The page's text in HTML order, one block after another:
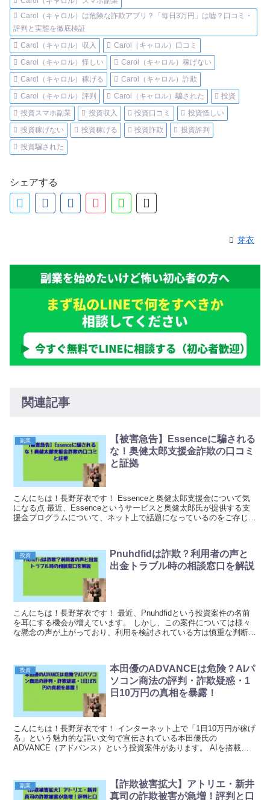
Carol（キャロル）は危険な詐欺アプリ？「毎日3万円」は嘘？口コミ・
評判と実態を徹底検証
Carol（キャロル）収入
Carol（キャロル）口コミ
Carol（キャロル）怪しい
Carol（キャロル）稼げない
Carol（キャロル）稼げる
Carol（キャロル）詐欺
Carol（キャロル）評判
Carol（キャロル）騙された
投資
投資スマホ副業
投資収入 投資口コミ
投資怪しい
投資稼げない
投資稼げる 投資詐欺
投資評判
投資騙された
シェアする
芽衣
関連記事
副業
【被害急告】Essenceに騙される
な！奥健太郎支援金詐欺の口コミ
と証拠
こんにちは！長野芽衣です！ Essenceと奥健太郎支援金について気
になる点 最近、Essenceというサービスと奥健太郎氏が提供する支
援金プログラムについて、ネット上で話題になっているのをご存じで
投資
Pnuhdfidは詐欺？利用者の声と
出金トラブル時の相談窓口を解説
こんにちは！長野芽衣です！ 最近、Pnuhdfidという投資案件の名前
を耳にする機会が増えています。 しかし、この案件については様々
な懸念の声が上がっており、利用を検討されている方は慎重な判断が
投資
本田優のADVANCEは危険？AIパ
ソコン商法の評判・詐欺疑惑・1
日10万円の真相を暴露！
こんにちは！長野芽衣です！ インターネット上で「1日10万円が稼げ
る」という魅力的な謳い文句で宣伝されている本田優氏の
ADVANCE（アドバンス）という投資案件があります。 AIを搭載し
副業
【詐欺被害拡大】アトリエ・新井
真司の詐欺被害が急増！評判と口